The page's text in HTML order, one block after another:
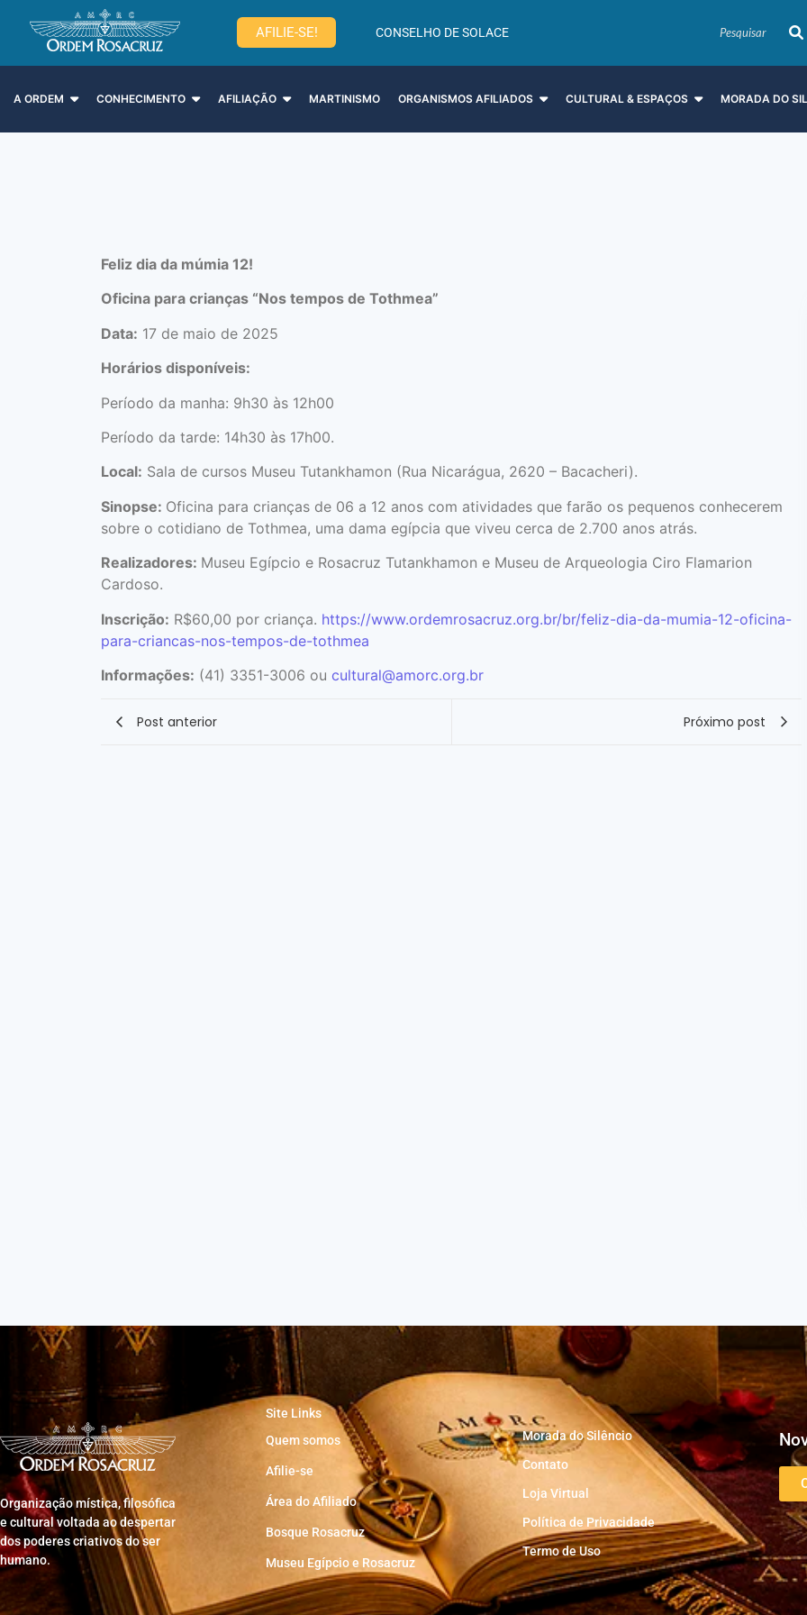
AFILIE-SE! CONSELHO DE SOLACE
A ORDEM CONHECIMENTO AFILIAÇÃO MARTINISMO ORGANISMOS AFILIADOS CULTURAL & ESPAÇOS MORADA DO
Feliz dia da múmia 12!
Oficina para crianças “Nos tempos de Tothmea”
Data: 17 de maio de 2025
Horários disponíveis:
Período da manha: 9h30 às 12h00
Período da tarde: 14h30 às 17h00.
Local: Sala de cursos Museu Tutankhamon (Rua Nicarágua, 2620 – Bacacheri).
Sinopse: Oficina para crianças de 06 a 12 anos com atividades que farão os pequenos conhecerem
sobre o cotidiano de Tothmea, uma dama egípcia que viveu cerca de 2.700 anos atrás.
Realizadores: Museu Egípcio e Rosacruz Tutankhamon e Museu de Arqueologia Ciro Flamarion
Cardoso.
Inscrição: R$60,00 por criança. https://www.ordemrosacruz.org.br/br/feliz-dia-da-mumia-12-oficina-
para-criancas-nos-tempos-de-tothmea
Informações: (41) 3351-3006 ou cultural@amorc.org.br
Post anterior Próximo post
Organização mística, filosófica
e cultural voltada ao despertar
dos poderes criativos do ser
humano.
Site Links
Quem somos
Afilie-se
Área do Afiliado
Bosque Rosacruz
Museu Egípcio e Rosacruz
Morada do Silêncio
Contato
Loja Virtual
Política de Privacidade
Termo de Uso